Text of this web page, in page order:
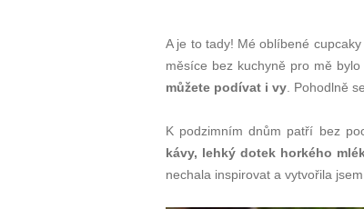
A je to tady! Mé oblíbené
měsíce bez kuchyně pro mě
můžete podívat i vy . Pohodlně
K podzimním dnům patří bez
kávy, lehký dotek horkého
nechala inspirovat a vytvořila